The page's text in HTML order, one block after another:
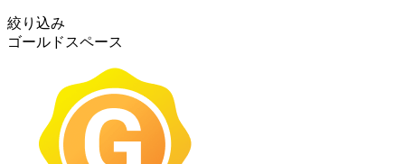
絞り込み
ゴールドスペース